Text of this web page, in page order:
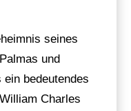
seines
und
bedeutendes
Charles